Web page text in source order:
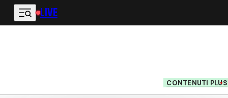
Vai al contenuto principale
LIVE
CONTENUTI PLUS